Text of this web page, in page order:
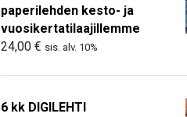
paperilehden kesto- ja
vuosikertatilaajillemme
24,00 € sis. alv. 10%
6 kk DIGILEHTI